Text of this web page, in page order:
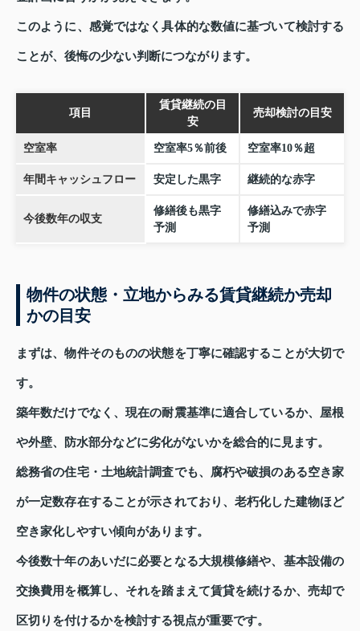
このように、感覚ではなく具体的な数値に基づいて検討する
ことが、後悔の少ない判断につながります。
項目
賃貸継続の目
安
売却検討の目安
空室率 空室率5％前後 空室率10％超
年間キャッシュフロー 安定した黒字 継続的な赤字
今後数年の収支
修繕後も黒字
予測
修繕込みで赤字
予測
物件の状態・立地からみる賃貸継続か売却
かの目安
まずは、物件そのものの状態を丁寧に確認することが大切で
す。
築年数だけでなく、現在の耐震基準に適合しているか、屋根
や外壁、防水部分などに劣化がないかを総合的に見ます。
総務省の住宅・土地統計調査でも、腐朽や破損のある空き家
が一定数存在することが示されており、老朽化した建物ほど
空き家化しやすい傾向があります。
今後数十年のあいだに必要となる大規模修繕や、基本設備の
交換費用を概算し、それを踏まえて賃貸を続けるか、売却で
区切りを付けるかを検討する視点が重要です。